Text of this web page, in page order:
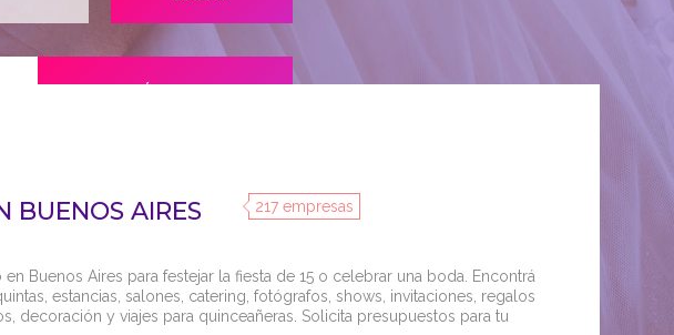
BUENOS AIRES 217 empresas
Buenos Aires para festejar la fiesta de 15 o celebrar una boda. Encontrá
estancias, salones, catering, fotógrafos, shows, invitaciones, regalos
decoración y viajes para quinceañeras. Solicita presupuestos para tu